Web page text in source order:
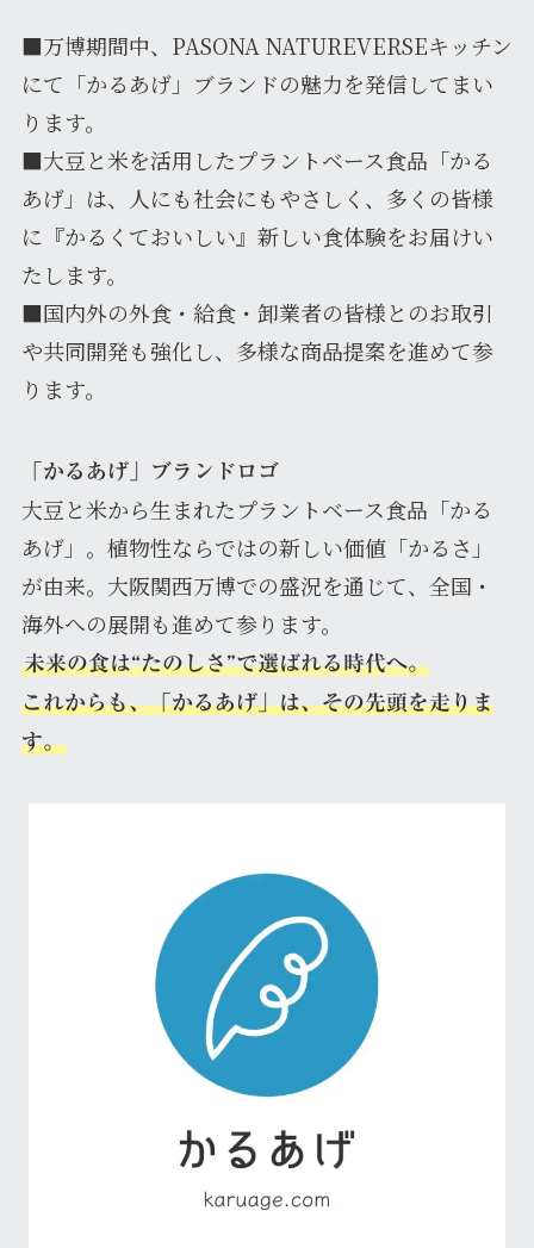
■万博期間中、PASONA NATUREVERSEキッチン
にて「かるあげ」ブランドの魅力を発信してまい
ります。
■大豆と米を活用したプラントベース食品「かる
あげ」は、人にも社会にもやさしく、多くの皆様
に『かるくておいしい』新しい食体験をお届けい
たします。
■国内外の外食・給食・卸業者の皆様とのお取引
や共同開発も強化し、多様な商品提案を進めて参
ります。
「かるあげ」ブランドロゴ
大豆と米から生まれたプラントベース食品「かる
あげ」。植物性ならではの新しい価値「かるさ」
が由来。大阪関西万博での盛況を通じて、全国・
海外への展開も進めて参ります。
未来の食は“たのしさ”で選ばれる時代へ。
これからも、「かるあげ」は、その先頭を走りま
す。